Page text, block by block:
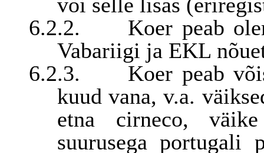
6.2.2.
Koer peab
Vabariigi ja EKL
6.2.3.
Koer peab
kuud vana, v.a.
etna cirneco,
suurusega portugali